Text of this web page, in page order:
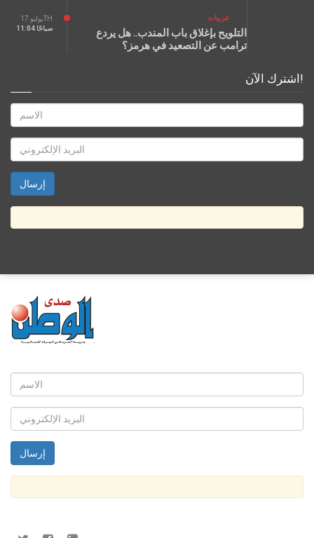
يوليو 17TH
11:04 صباحًا
عربيات
التلويح بإغلاق باب المندب.. هل يردع
ترامب عن التصعيد في هرمز؟
اشترك الآن!